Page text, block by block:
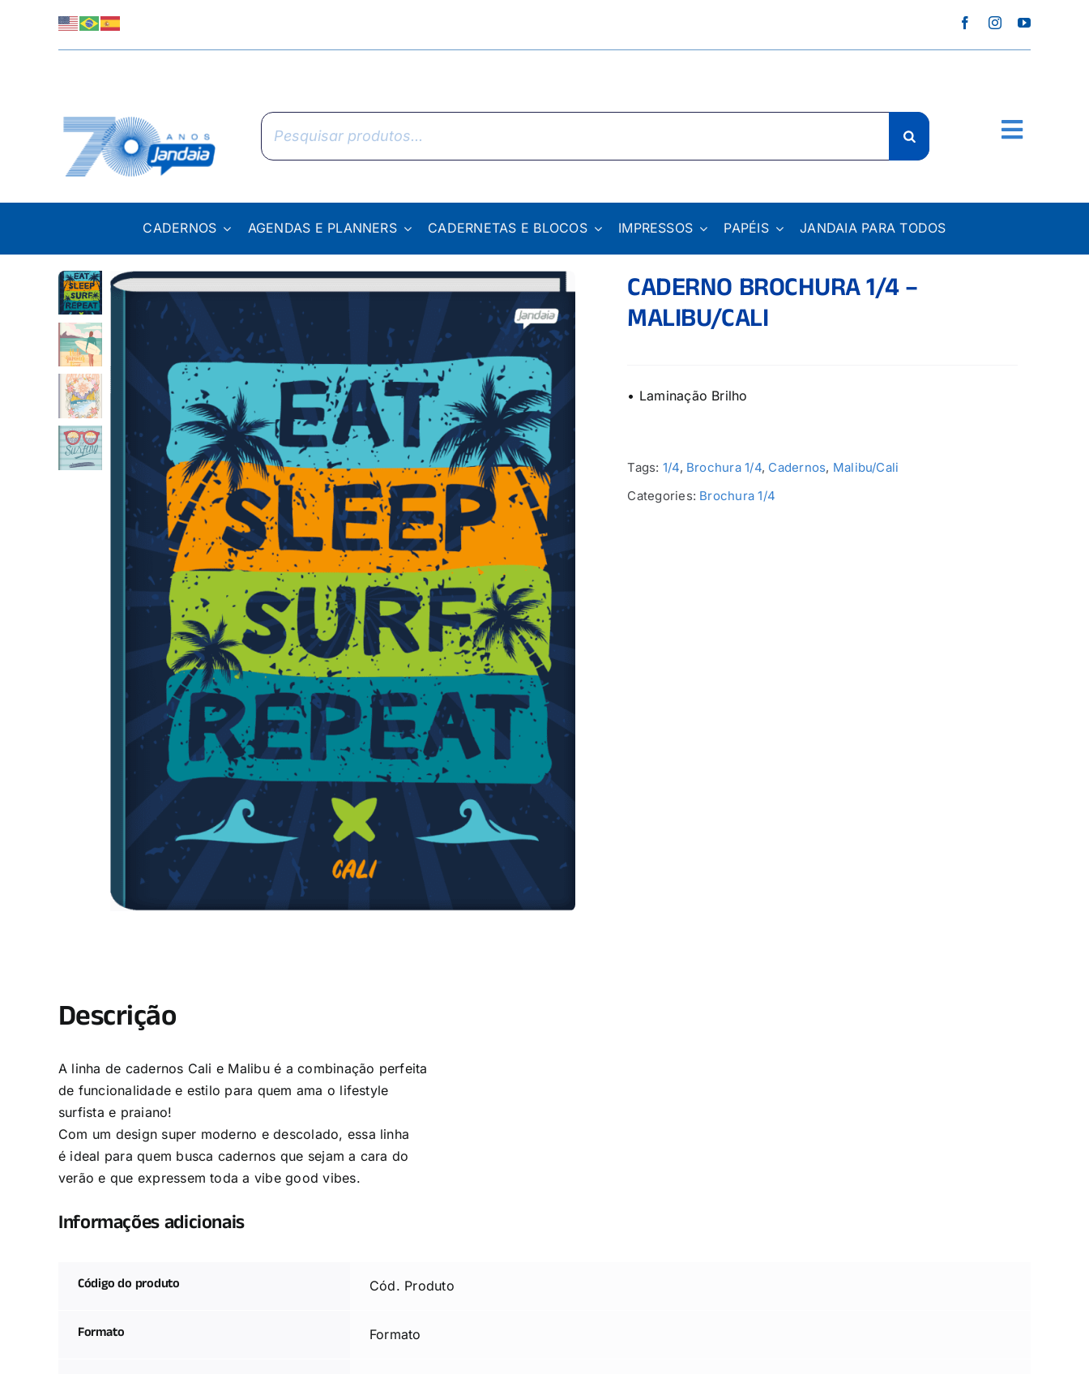
Pesquisar
produtos
CADERNOS AGENDAS E PLANNERS CADERNETAS E BLOCOS IMPRESSOS PAPÉIS JANDAIA PARA TODOS
CADERNO BROCHURA 1/4 –
MALIBU/CALI
• Laminação Brilho
Tags: 1/4, Brochura 1/4, Cadernos, Malibu/Cali
Categories: Brochura 1/4
Descrição
A linha de cadernos Cali e Malibu é a combinação perfeita
de funcionalidade e estilo para quem ama o lifestyle
surfista e praiano!
Com um design super moderno e descolado, essa linha
é ideal para quem busca cadernos que sejam a cara do
verão e que expressem toda a vibe good vibes.
Informações adicionais
Código do produto Cód. Produto
Formato Formato